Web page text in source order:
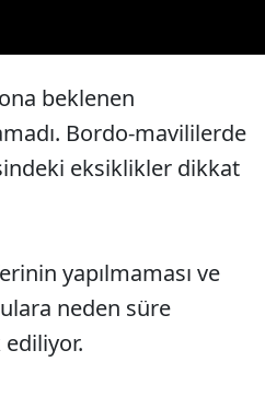
beklenen
Bordo-mavililerde
eksiklikler dikkat
yapılmaması ve
neden süre